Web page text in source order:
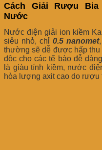
Cách Giải Rượu Bia
Nước
Nước điện giải ion kiềm
siêu nhỏ, chỉ 0.5 nanomet,
thường sẽ dễ được hấp thu
độc cho các tế bào đễ
là giàu tính kiềm, nước
hòa lượng axit cao do rượu